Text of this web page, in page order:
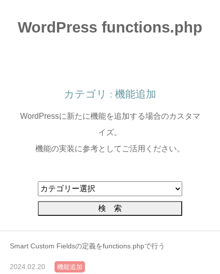
WordPress functions.php
カテゴリ : 機能追加
WordPressに新たに機能を追加する場合のカスタマ
イズ。
機能の実装に参考としてご活用ください。
Smart Custom Fieldsの定義をfunctions.phpで行う
2024.02.20 機能追加